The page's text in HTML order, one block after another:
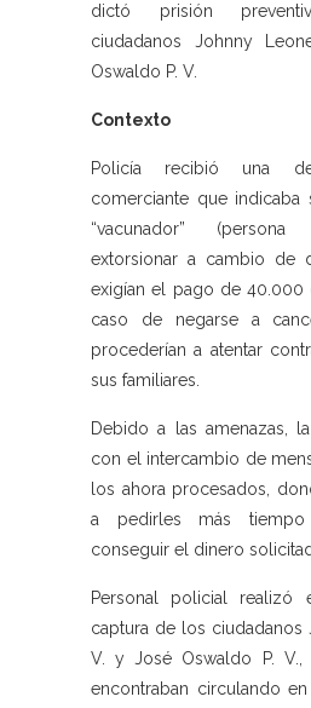
dictó prisión
ciudadanos Johnny
Oswaldo P. V.
Contexto
Policía recibió una
comerciante que indicaba
“vacunador”
extorsionar a cambio de
exigían el pago de 40.000
caso de negarse a
procederían a atentar
sus familiares.
Debido a las amenazas,
con el intercambio de
los ahora procesados,
a pedirles más
conseguir el dinero
Personal policial realizó
captura de los ciudadanos
V. y José Oswaldo P. V.,
encontraban circulando